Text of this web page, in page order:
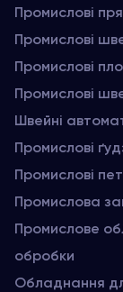
Промислові
Промислові
Промислові
Промислові
Швейні
Промислові
Промислові
Промислова
Промислове
обробки
Обладнання